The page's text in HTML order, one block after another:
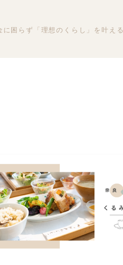
に困らず「理想のくらし」を叶える